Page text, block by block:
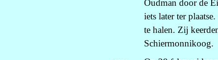
Oudman door de
iets later ter
te halen. Zij
Schiermonnikoog.